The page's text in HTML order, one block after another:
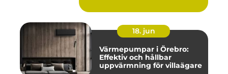
18. jun
Värmepumpar i Örebro:
Effektiv och hållbar
uppvärmning för villaägare